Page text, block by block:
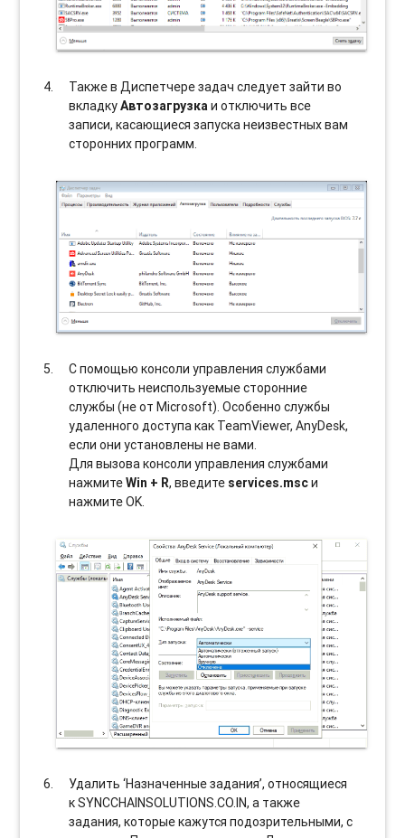
Также в Диспетчере задач следует зайти во
вкладкуАвтозагрузкаи отключить все
записи, касающиеся запуска неизвестных вам
сторонних программ.
С помощью консоли управления службами
отключить неиспользуемые сторонние
службы (не от Microsoft). Особенно службы
удаленного доступа как TeamViewer, AnyDesk,
если они установлены не вами.
Для вызова консоли управления службами
нажмитеWin + R, введите services.mscи
нажмите OK.
Удалить ‘Назначенные задания’, относящиеся
к SYNCCHAINSOLUTIONS.CO.IN, а также
задания, которые кажутся подозрительными, с